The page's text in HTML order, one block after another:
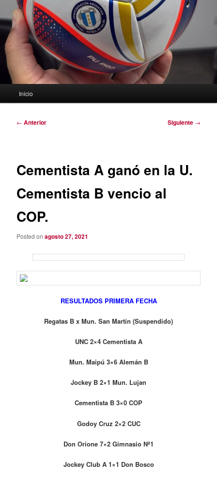
Inicio
Navegación
← Anterior Siguiente →
Cementista A ganó en la U.
Cementista B vencio al
COP.
Posted onagosto 27, 2021
RESULTADOS PRIMERA FECHA
Regatas B x Mun. San Martín (Suspendido)
UNC 2×4 Cementista A
Mun. Maipú 3×6 Alemán B
Jockey B 2×1 Mun. Lujan
Cementista B 3×0 COP
Godoy Cruz 2×2 CUC
Don Orione 7×2 Gimnasio Nª1
Jockey Club A 1×1 Don Bosco